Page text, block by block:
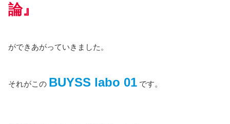
論』
ができあがっていきました。
それがこの BUYSS labo 01 です。